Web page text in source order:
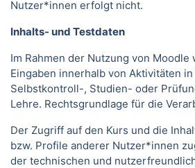
Nutzer*innen erfolgt nicht.
Inhalts- und Testdaten
Im Rahmen der Nutzung von
Eingaben innerhalb von Aktivitäten
Selbstkontroll-, Studien- oder
Lehre. Rechtsgrundlage für die
Der Zugriff auf den Kurs und die
bzw. Profile anderer Nutzer*innen
der technischen und